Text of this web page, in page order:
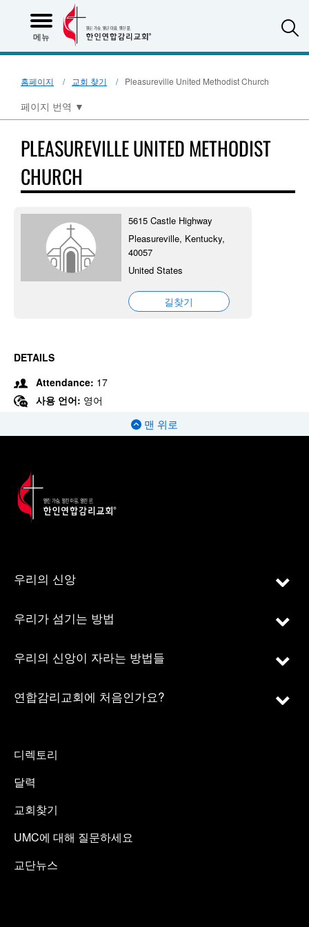
메뉴
홈페이지 교회 찾기 Pleasureville United Methodist Church
페이지 번역 ▼
PLEASUREVILLE UNITED METHODIST
CHURCH
5615 Castle Highway
Pleasureville, Kentucky,
40057
United States
길찾기
DETAILS
Attendance: 17
사용 언어: 영어
맨 위로
우리의 신앙
우리가 섬기는 방법
우리의 신앙이 자라는 방법들
연합감리교회에 처음인가요?
디렉토리
달력
교회찾기
UMC에 대해 질문하세요
교단뉴스